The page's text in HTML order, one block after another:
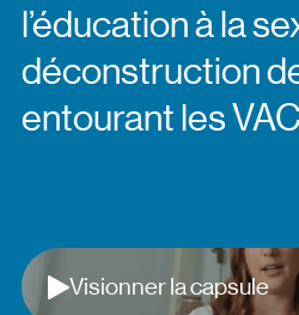
l’éducation à la
déconstruction
entourant les
Jouer
Visionner la capsule